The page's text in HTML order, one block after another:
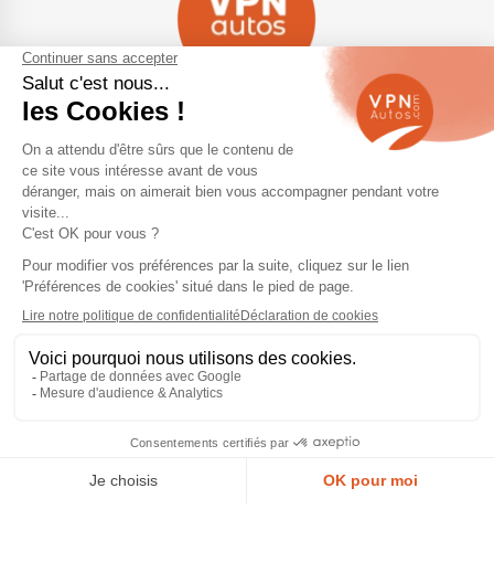
Navigation
Qui sommes-nous ?
Contactez-nous
VPN Autos Pro - Notre site de
voitures d'occasion pour
professionnels & marchands
Plan du site
Mentions légales
Rejoindre le réseau VPN Autos
Blog
Me connecter
Suivez-nous
© 2026 VPN Autos — Mentions légaleset